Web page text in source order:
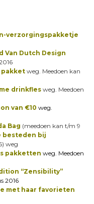
verzorgingspakketje
Van Dutch Design
pakketweg. Meedoen kan
drinkfles weg. Meedoen
van €10 weg.
Bag (meedoen kan t/m 9
besteden bij
weg
pakketten weg. Meedoen
“Zensibility”
2016
met haar favorieten